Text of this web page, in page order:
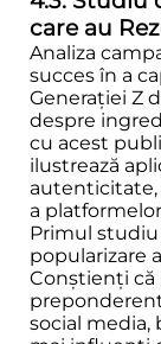
care au
Analiza
succes în a
Generației Z
despre
cu acest
ilustrează
autenticitate,
a
Primul studiu
popularizare
Conștienți
social media,